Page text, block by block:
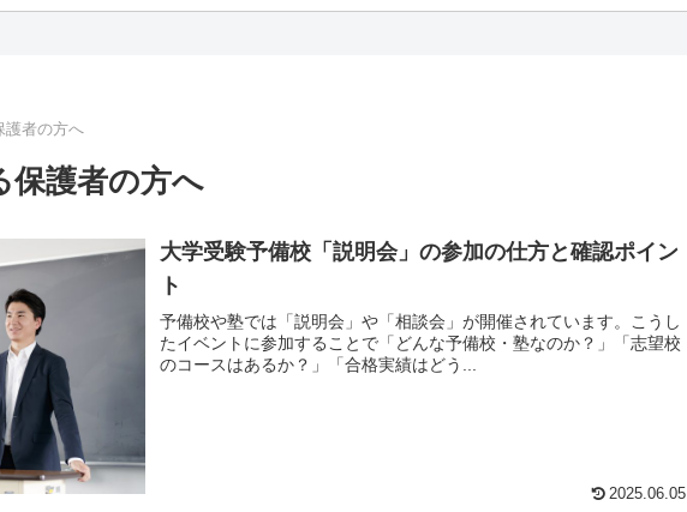
護者の方へ
保護者の方へ
大学受験予備校「説明会」の参加の仕方と確認ポイン
ト
予備校や塾では「説明会」や「相談会」が開催されています。こうし
たイベントに参加することで「どんな予備校・塾なのか？」「志望校
のコースはあるか？」「合格実績はどう...
2025.06.05